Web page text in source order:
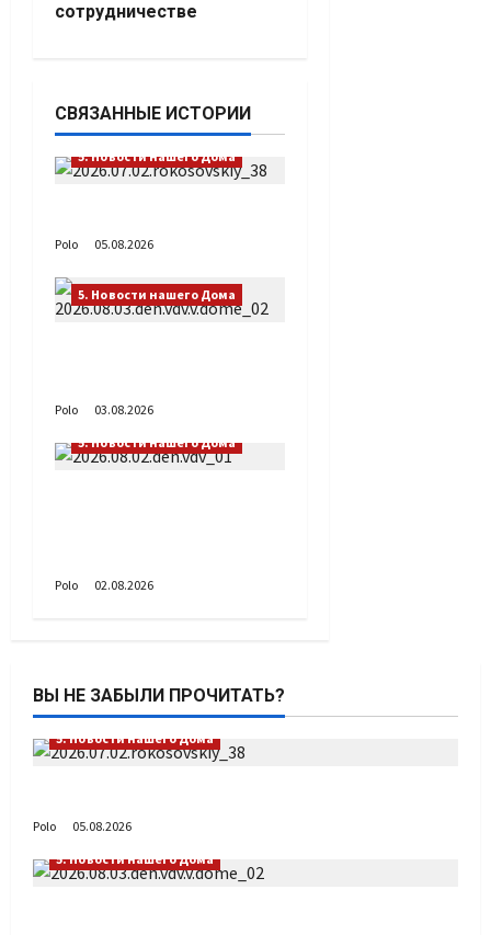
сотрудничестве
СВЯЗАННЫЕ ИСТОРИИ
5. Новости нашего Дома
Polo 05.08.2026
5. Новости нашего Дома
Polo
03.08.2026
5. Новости нашего Дома
Polo 02.08.2026
ВЫ НЕ ЗАБЫЛИ ПРОЧИТАТЬ?
5. Новости нашего Дома
Polo
05.08.2026
5. Новости нашего Дома